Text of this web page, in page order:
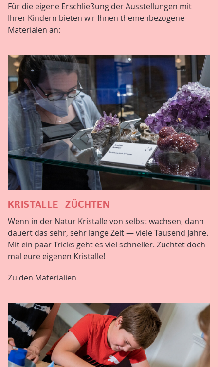
Für die eigene Erschließung der Ausstellungen mit
Ihrer Kindern bieten wir Ihnen themenbezogene
Materialen an:
KRISTALLE ZÜCHTEN
Wenn in der Natur Kristalle von selbst wachsen, dann
dauert das sehr, sehr lange Zeit — viele Tausend Jahre.
Mit ein paar Tricks geht es viel schneller. Züchtet doch
mal eure eigenen Kristalle!
Zu den Materialien